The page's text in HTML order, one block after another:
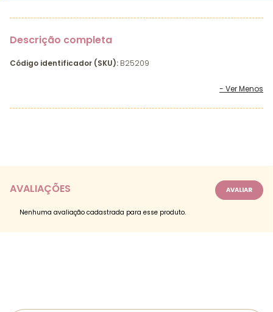
Descrição completa
Código identificador (SKU): B25209
AVALIAÇÕES
Nenhuma avaliação cadastrada para esse produto.